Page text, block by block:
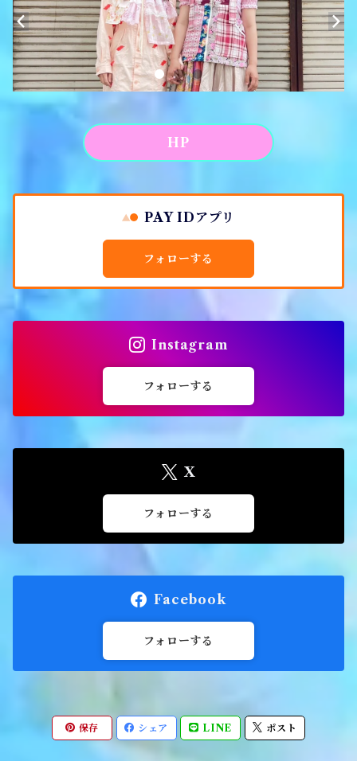
がま口
アパレル
HP
PAY IDアプリ
フォローする
Instagram
フォローする
X
フォローする
Facebook
フォローする
保存 シェア LINE ポスト